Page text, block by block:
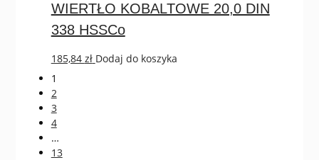
WIERTŁO KOBALTOWE 20,0 DIN
338 HSSCo
185,84 zł Dodaj do koszyka
1
2
3
4
…
13